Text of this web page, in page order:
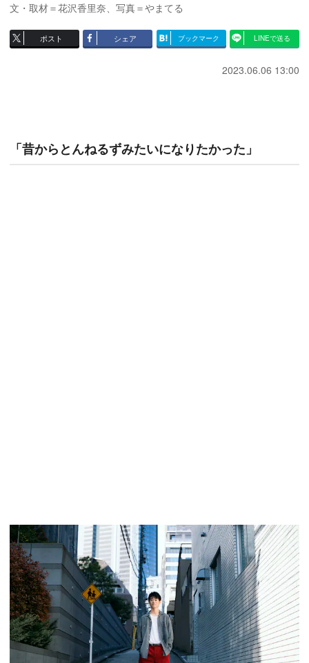
文・取材＝花沢香里奈、 写真＝やまてる
ポスト シェア ブックマーク LINEで送る
2023.06.06 13:00
「昔からとんねるずみたいになりたかった」